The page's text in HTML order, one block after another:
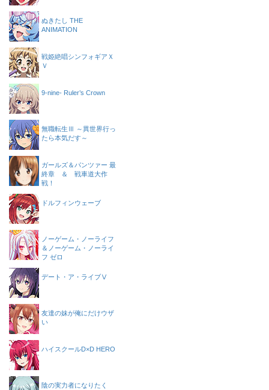
ぬきたし THE
ANIMATION
戦姫絶唱シンフォギアＸ
Ｖ
9-nine- Ruler’s Crown
無職転生Ⅲ ～異世界行っ
たら本気だす～
ガールズ＆パンツァー 最
終章 ＆ 戦車道大作
戦！
ドルフィンウェーブ
ノーゲーム・ノーライフ
＆ノーゲーム・ノーライ
フ ゼロ
デート・ア・ライブⅤ
友達の妹が俺にだけウザ
い
ハイスクールD×D HERO
陰の実力者になりたく